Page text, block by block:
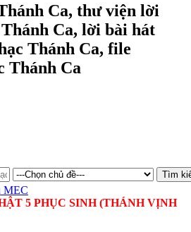
Ca, thư viện lời
Ca, lời bài hát
Thánh Ca, file
Thánh Ca
5 PHỤC SINH (THÁNH VỊNH